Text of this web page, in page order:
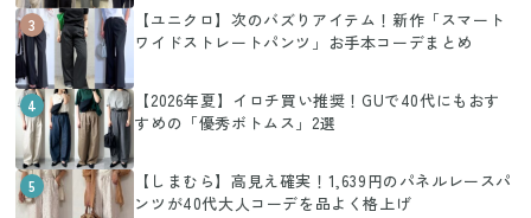
3
【ユニクロ】次のバズりアイテム！新作「スマート
ワイドストレートパンツ」お手本コーデまとめ
4
【2026年夏】イロチ買い推奨！GUで40代にもおす
すめの「優秀ボトムス」2選
5
【しまむら】高見え確実！1,639円のパネルレースパ
ンツが40代大人コーデを品よく格上げ